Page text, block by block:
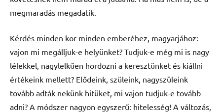
megmaradás megadatik.
Kérdés minden kor minden emberéhez, magyarjához:
vajon mi megálljuk-e helyünket? Tudjuk-e még mi is nagy
lélekkel, nagylelkűen hordozni a keresztünket és kiállni
értékeink mellett? Elődeink, szüleink, nagyszüleink
tovább adták nekünk hitüket, mi vajon tudjuk-e tovább
adni? A módszer nagyon egyszerű: hitelesség! A változás,